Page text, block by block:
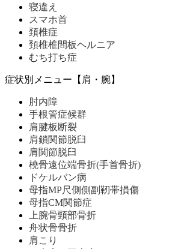
寝違え
スマホ首
頚椎症
頚椎椎間板ヘルニア
むち打ち症
症状別メニュー【肩・腕】
肘内障
手根管症候群
肩腱板断裂
肩鎖関節脱臼
肩関節脱臼
橈骨遠位端骨折(手首骨折)
ドケルバン病
母指MP尺側側副靭帯損傷
母指CM関節症
上腕骨頸部骨折
舟状骨骨折
肩こり